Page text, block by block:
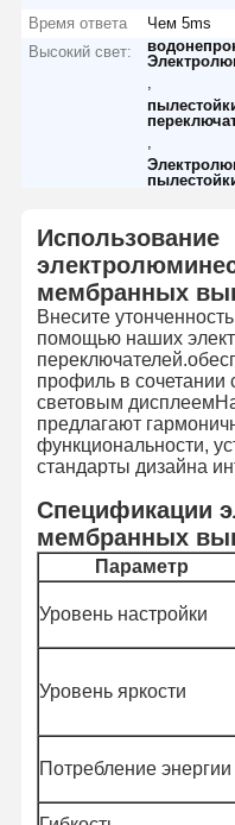
Время ответа
Чем 5ms
Высокий свет:
Использование
мембранных
Внесите
помощью наших
профиль в
световым
предлагают
функциональности,
стандарты дизайна
Спецификации
мембранных
Параметр
Уровень настройки
Уровень яркости
Потребление энергии